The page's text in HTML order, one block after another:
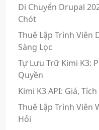
Di Chuyển Drupal
Chót
Thuê Lập Trình Viên
Sàng Lọc
Tự Lưu Trữ Kimi K3:
Quyền
Kimi K3 API: Giá,
Thuê Lập Trình Viên
Hỏi